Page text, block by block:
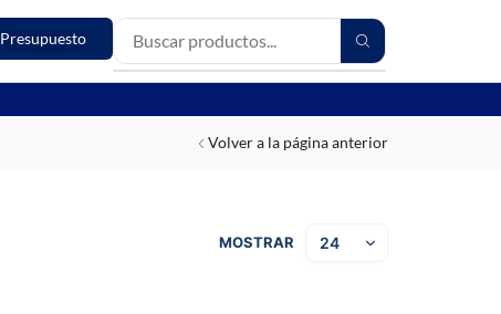
Presupuesto
Volver a la página anterior
MOSTRAR